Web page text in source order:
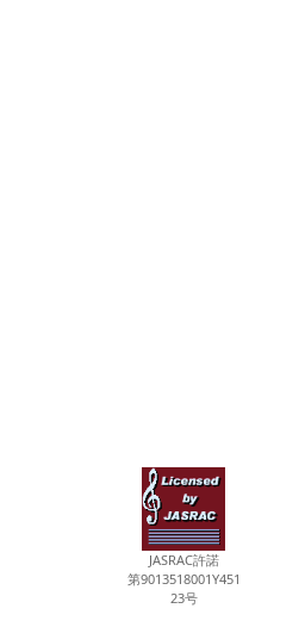
JASRAC許諾
第9013518001Y451
23号